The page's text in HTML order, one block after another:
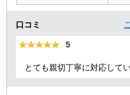
口コミ
★★★★★
★★★★★ 5
とても親切丁寧に対応して